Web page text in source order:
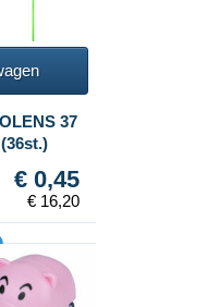
37
€ 0,45
€ 16,20